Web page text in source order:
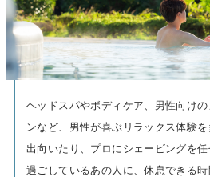
ヘッドスパやボディケア、男性向け
ンなど、男性が喜ぶリラックス体験
出向いたり、プロにシェービングを
過ごしているあの人に、休息できる